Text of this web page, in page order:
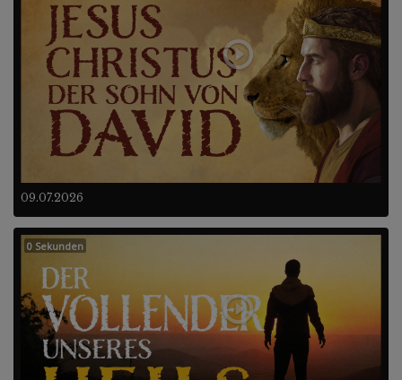
09.07.2026
0 Sekunden